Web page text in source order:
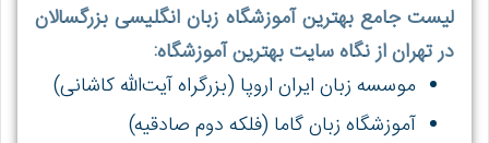
لیست جامعبهترین آموزشگاه زبان انگلیسی بزرگسالان
در تهراناز نگاه سایت بهترین آموزشگاه:
موسسه زبان ایران اروپا (بزرگراه آیت‌الله کاشانی)
آموزشگاه زبان گاما (فلکه دوم صادقیه)